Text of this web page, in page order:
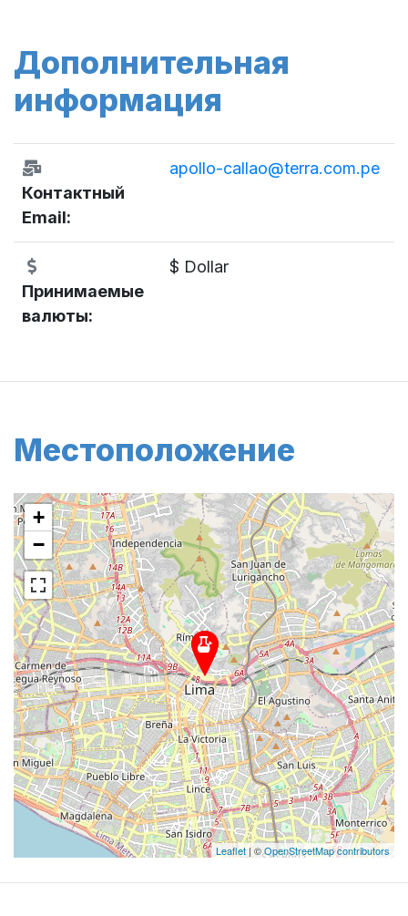
Дополнительная
информация
Контактный
Email:
apollo-callao@terra.com.pe
Принимаемые
валюты:
$ Dollar
Местоположение
+
−
Leaflet | ©OpenStreetMap contributors